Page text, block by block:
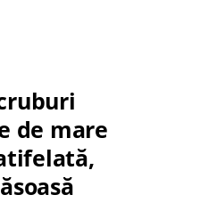
de mare